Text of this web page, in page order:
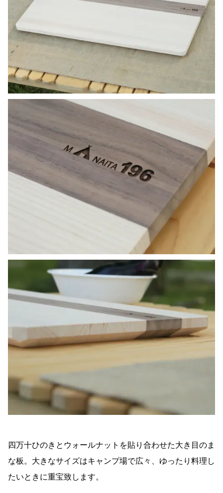
四万十ひのきとウォールナットを貼り合わせた大き目のま
な板。大きなサイズはキャンプ場で広々、ゆったり料理し
たいときに重宝致します。